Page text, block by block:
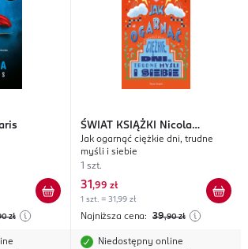
zł
ŚWIAT KSIĄŻKI
Nicola
Morgan
Jak ogarnąć ciężkie dni, trudne
myśli i siebie
1 szt.
31 ,99 zł
1 szt. = 31,99 zł
Najniższa cena: 39,90 zł
Niedostępny online